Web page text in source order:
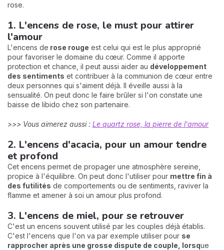
rose.
1. L'encens de rose, le must pour attirer
l'amour
L'encens de rose rouge est celui qui est le plus approprié
pour favoriser le domaine du cœur. Comme il apporte
protection et chance, il peut aussi aider au développement
des sentiments et contribuer à la communion de cœur entre
deux personnes qui s'aiment déjà. Il éveille aussi à la
sensualité. On peut donc le faire brûler si l'on constate une
baisse de libido chez son partenaire.
>>> Vous aimerez aussi : Le quartz rose, la pierre de l'amour
2. L'encens d'acacia, pour un amour tendre
et profond
Cet encens permet de propager une atmosphère sereine,
propice à l'équilibre. On peut donc l'utiliser pour mettre fin à
des futilités de comportements ou de sentiments, raviver la
flamme et amener à soi un amour plus profond.
3. L'encens de miel, pour se retrouver
C'est un encens souvent utilisé par les couples déjà établis.
C'est l'encens que l'on va par exemple utiliser pour se
rapprocher après une grosse dispute de couple, lorsque